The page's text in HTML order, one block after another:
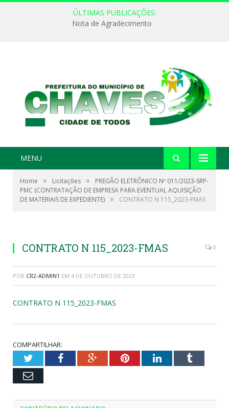
ÚLTIMAS PUBLICAÇÕES:
Nota de Agradecimento
MENU
Home » Licitações »
PREGÃO ELETRÔNICO Nº 011/2023-SRP-
PMC (CONTRATAÇÃO DE EMPRESA PARA EVENTUAL AQUISIÇÃO
DE MATERIAIS DE EXPEDIENTE) » CONTRATO N 115_2023-FMAS
CONTRATO N 115_2023-FMAS 0
POR CR2-ADMIN1 EM 4 DE OUTUBRO DE 2023
CONTRATO N 115_2023-FMAS
COMPARTILHAR:
TwitterFacebookGoogle+PinterestLinkedInTumblr
Email